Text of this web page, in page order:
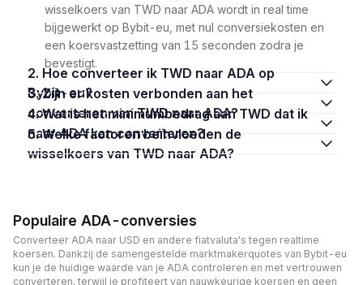
wisselkoers van TWD naar ADA wordt in real time
bijgewerkt op Bybit-eu, met nul conversiekosten en
een koersvastzetting van 15 seconden zodra je
bevestigt.
2. Hoe converteer ik TWD naar ADA op
Bybit-eu?
3. Zijn er kosten verbonden aan het
converteren van TWD naar ADA?
4. Wat is het minimumbedrag aan TWD dat ik
naar ADA kan converteren?
5. Welke factoren beïnvloeden de
wisselkoers van TWD naar ADA?
Populaire ADA-conversies
Converteer ADA naar USD en andere fiatvaluta's tegen realtime
koersen. Dankzij de samengestelde marktmakerquotes van Bybit-eu
kun je de huidige waarde van je ADA controleren en met vertrouwen
converteren, terwijl je profiteert van nauwkeurige koersen en geen